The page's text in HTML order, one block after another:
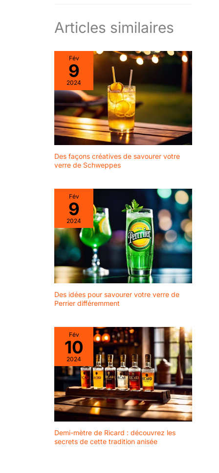
Articles similaires
Fév
9
2024
Des façons créatives de savourer votre
verre de Schweppes
Fév
9
2024
Des idées pour savourer votre verre de
Perrier différemment
Fév
10
2024
Demi-mètre de Ricard : découvrez les
secrets de cette tradition anisée